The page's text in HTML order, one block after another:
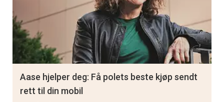
Aase hjelper deg: Få polets beste kjøp sendt
rett til din mobil